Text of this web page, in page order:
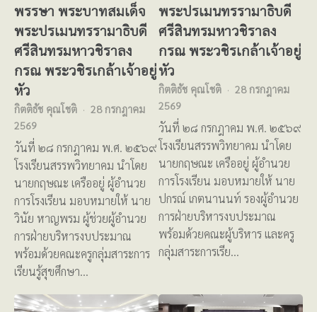
พรรษา พระบาทสมเด็จ
พระปรเมนทรรามาธิบดี
ศรีสินทรมหาวชิราลง
กรณ พระวชิรเกล้าเจ้าอยู่
หัว
กิตติธัช คุณโชติ
28 กรกฎาคม
2569
วันที่ ๒๘ กรกฎาคม พ.ศ. ๒๕๖๙
โรงเรียนสรรพวิทยาคม นำโดย
นายกฤษณะ เครืออยู่ ผู้อำนวย
การโรงเรียน มอบหมายให้ นาย
วินัย หาญพรม ผู้ช่วยผู้อำนวย
การฝ่ายบริหารงบประมาณ
พร้อมด้วยคณะครูกลุ่มสาระการ
เรียนรู้สุขศึกษา…
พระปรเมนทรรามาธิบดี
ศรีสินทรมหาวชิราลง
กรณ พระวชิรเกล้าเจ้าอยู่
หัว
กิตติธัช คุณโชติ
28 กรกฎาคม
2569
วันที่ ๒๘ กรกฎาคม พ.ศ. ๒๕๖๙
โรงเรียนสรรพวิทยาคม นำโดย
นายกฤษณะ เครืออยู่ ผู้อำนวย
การโรงเรียน มอบหมายให้ นาย
ปกรณ์ เกตนานนท์ รองผู้อำนวย
การฝ่ายบริหารงบประมาณ
พร้อมด้วยคณะผู้บริหาร และครู
กลุ่มสาระการเรีย…